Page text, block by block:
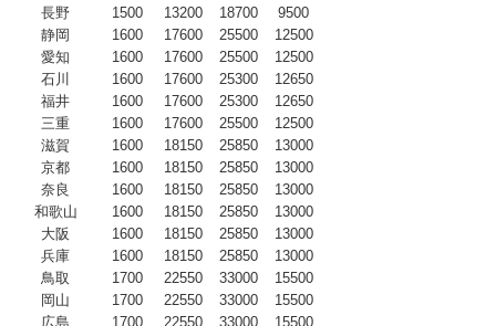
長野
1500 13200 18700
9500
静岡
1600 17600 25500
12500
愛知
1600 17600 25500
12500
石川
1600 17600 25300
12650
福井
1600 17600 25300
12650
三重
1600 17600 25500
12500
滋賀
1600 18150 25850
13000
京都
1600 18150 25850
13000
奈良
1600 18150 25850
13000
和歌山
1600 18150 25850
13000
大阪
1600 18150 25850
13000
兵庫
1600 18150 25850
13000
鳥取
1700 22550 33000
15500
岡山
1700 22550 33000
15500
広島
1700 22550 33000
15500